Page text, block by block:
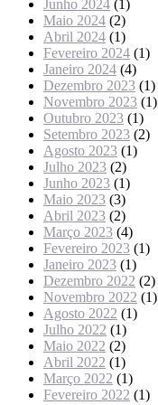
Junho 2024 (1)
Maio 2024 (2)
Abril 2024 (1)
Fevereiro 2024 (1)
Janeiro 2024 (4)
Dezembro 2023 (1)
Novembro 2023 (1)
Outubro 2023 (1)
Setembro 2023 (2)
Agosto 2023 (1)
Julho 2023 (2)
Junho 2023 (1)
Maio 2023 (3)
Abril 2023 (2)
Março 2023 (4)
Fevereiro 2023 (1)
Janeiro 2023 (1)
Dezembro 2022 (2)
Novembro 2022 (1)
Agosto 2022 (1)
Julho 2022 (1)
Maio 2022 (2)
Abril 2022 (1)
Março 2022 (1)
Fevereiro 2022 (1)